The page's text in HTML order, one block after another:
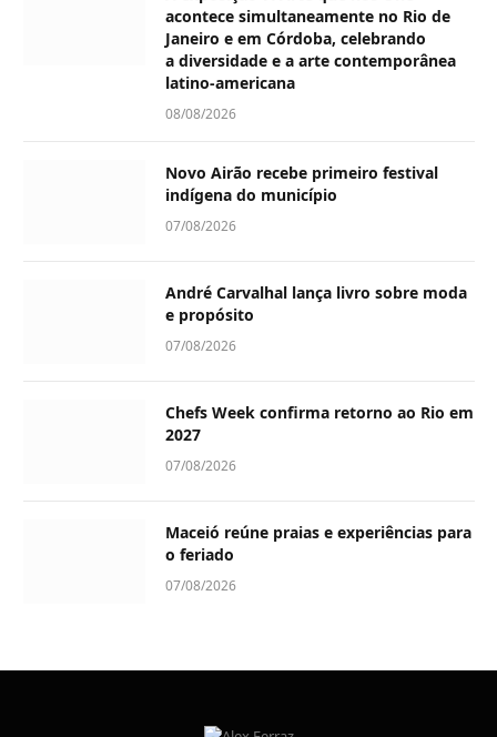
acontece simultaneamente no Rio de
Janeiro e em Córdoba, celebrando
a diversidade e a arte contemporânea
latino-americana
08/08/2026
Novo Airão recebe primeiro festival
indígena do município
07/08/2026
André Carvalhal lança livro sobre moda
e propósito
07/08/2026
Chefs Week confirma retorno ao Rio em
2027
07/08/2026
Maceió reúne praias e experiências para
o feriado
07/08/2026